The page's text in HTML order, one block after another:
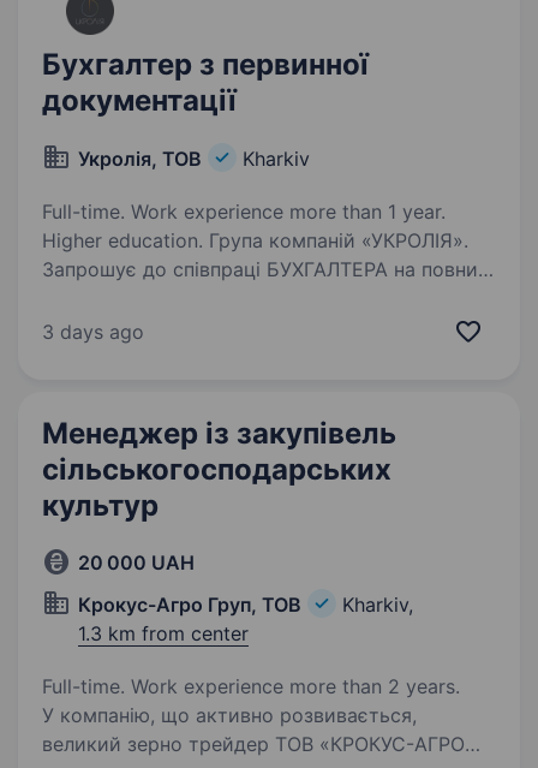
Бухгалтер з первинної
документації
Укролія, ТОВ Kharkiv
Full-time. Work experience more than 1 year.
Higher education. Група компаній «УКРОЛІЯ».
Запрошує до співпраці БУХГАЛТЕРА на повний
та внесення первинної документації; перевірка
3 days ago
Менеджер із закупівель
сільськогосподарських
культур
20 000 UAH
Крокус-Агро Груп, ТОВ
Kharkiv,
1.3 km from center
Full-time. Work experience more than 2 years.
У компанію, що активно розвивається,
великий зерно трейдер ТОВ «КРОКУС-АГРО